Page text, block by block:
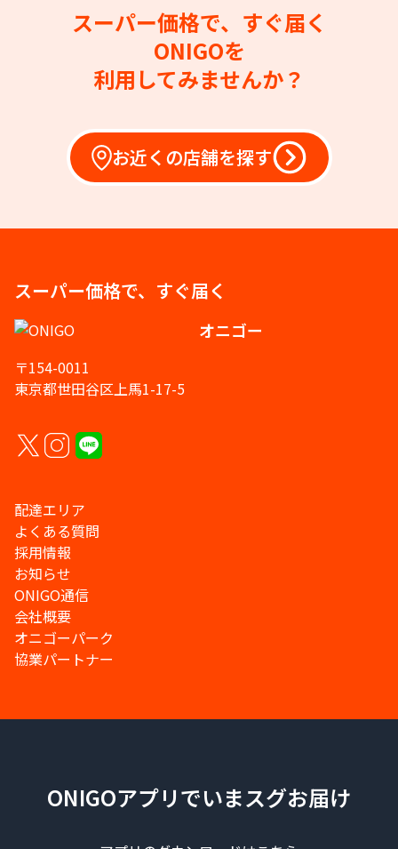
スーパー価格で、すぐ届く
ONIGOを
利用してみませんか？
お近くの店舗を探す
スーパー価格で、すぐ届く
オニゴー
〒154-0011
東京都世田谷区上馬1-17-5
配達エリア
よくある質問
採用情報
お知らせ
ONIGO通信
会社概要
オニゴーパーク
協業パートナー
ONIGOアプリでいまスグお届け